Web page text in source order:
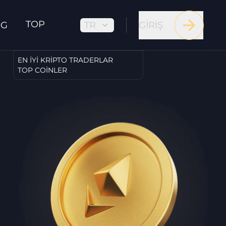
TOP
EN İYI KRIPTO TRADERLAR
TOP COINLER
TR GIRIŞ